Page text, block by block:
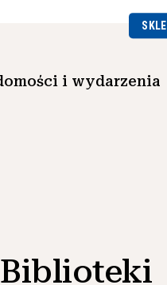
i wydarzenia